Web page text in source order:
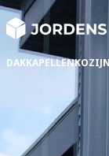
DAKKAPELLEN